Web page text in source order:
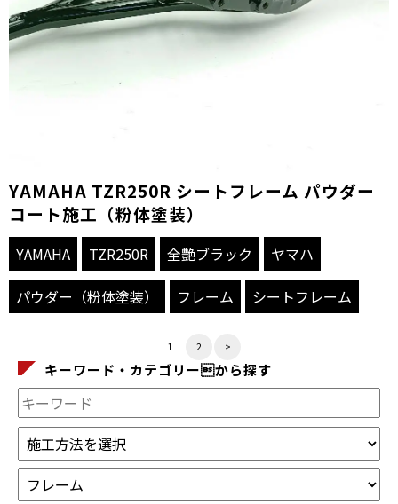
YAMAHA TZR250R シートフレーム パウダー
コート施工（粉体塗装）
YAMAHA TZR250R 全艶ブラック
ヤマハ
パウダー（粉体塗装）
フレーム シートフレーム
1 2 >
キーワード・カテゴリーから探す